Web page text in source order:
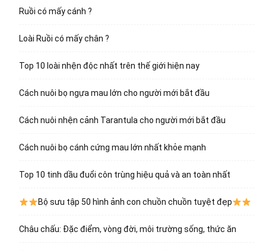
Ruồi có mấy cánh ?
Loài Ruồi có mấy chân ?
Top 10 loài nhện độc nhất trên thế giới hiện nay
Cách nuôi bọ ngựa mau lớn cho người mới bắt đầu
Cách nuôi nhện cảnh Tarantula cho người mới bắt đầu
Cách nuôi bọ cánh cứng mau lớn nhất khỏe mạnh
Top 10 tinh dầu đuổi côn trùng hiệu quả và an toàn nhất
Bộ sưu tập 50 hình ảnh con chuồn chuồn tuyệt đẹp
Châu chấu: Đặc điểm, vòng đời, môi trường sống, thức ăn